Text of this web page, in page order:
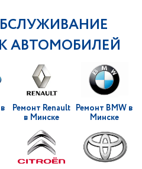
АВТОМОБИЛЕЙ
Ремонт Renault
в Минске
Ремонт BMW в
Минске